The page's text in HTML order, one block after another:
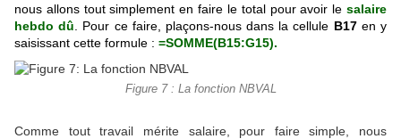
nous allons tout simplement en faire le total pour avoir le salaire
hebdo dû
Pour ce faire, plaçons-nous dans la cellule B17en y
saisissant cette formule : =SOMME(B15:G15).
Figure 7 : La fonction NBVAL
Comme tout travail mérite salaire, pour faire simple, nous